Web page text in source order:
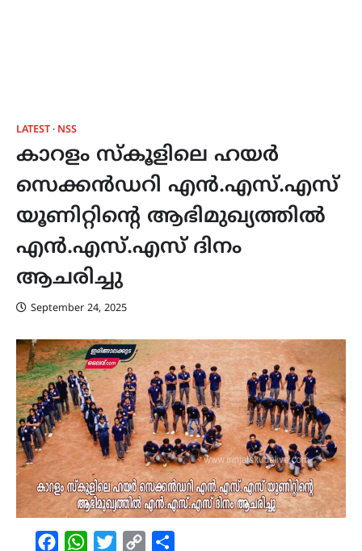
LATEST NSS
കാറളം സ്കൂളിലെ ഹയർ
സെക്കൻഡറി എൻ.എസ്.എസ്
യൂണിറ്റിന്റെ ആഭിമുഖ്യത്തിൽ
എൻ.എസ്.എസ് ദിനം
ആചരിച്ചു
September 24, 2025
FacebookWhatsAppTwitterCopy